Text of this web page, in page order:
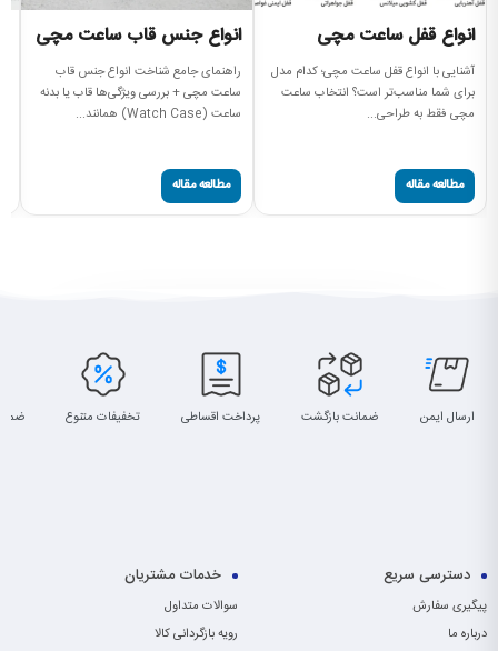
انواع قفل ساعت مچی
آشنایی با انواع قفل ساعت مچی؛ کدام مدل
برای شما مناسب‌تر است؟ انتخاب ساعت
مچی فقط به طراحی...
مطالعه مقاله
انواع جنس قاب ساعت مچی
راهنمای جامع شناخت انواع جنس قاب
ساعت مچی + بررسی ویژگی‌ها قاب یا بدنه
ساعت (Watch Case) همانند...
مطالعه مقاله
ارسال ایمن ضمانت بازگشت پرداخت اقساطی تخفیفات متنوع
دسترسی سریع
پیگیری سفارش
درباره ما
خدمات مشتریان
سوالات متداول
رویه بازگردانی کالا